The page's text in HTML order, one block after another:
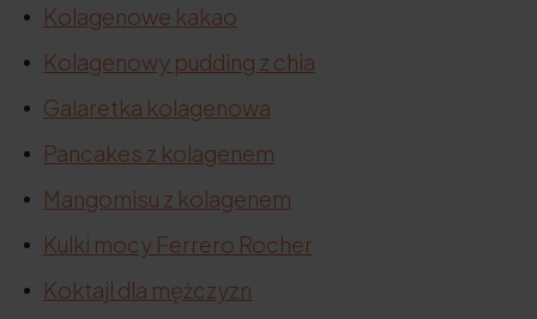
Kolagenowe kakao
Kolagenowy pudding z chia
Galaretka kolagenowa
Pancakes z kolagenem
Mangomisu z kolagenem
Kulki mocy Ferrero Rocher
Koktajl dla mężczyzn